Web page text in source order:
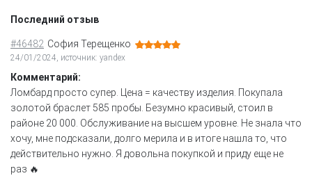
Последний отзыв
#46482 София Терещенко
24/01/2024, источник: yandex
Комментарий:
Ломбард просто супер. Цена = качеству изделия. Покупала
золотой браслет 585 пробы. Безумно красивый, стоил в
районе 20 000. Обслуживание на высшем уровне. Не знала что
хочу, мне подсказали, долго мерила и в итоге нашла то, что
действительно нужно. Я довольна покупкой и приду еще не
раз 🔥